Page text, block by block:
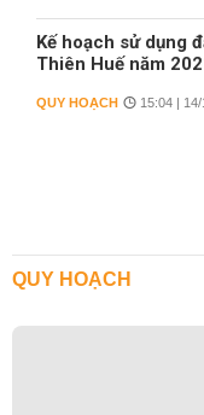
Kế hoạch sử dụng
Thiên Huế năm
QUY HOẠCH 15:04 | 14/
QUY HOẠCH